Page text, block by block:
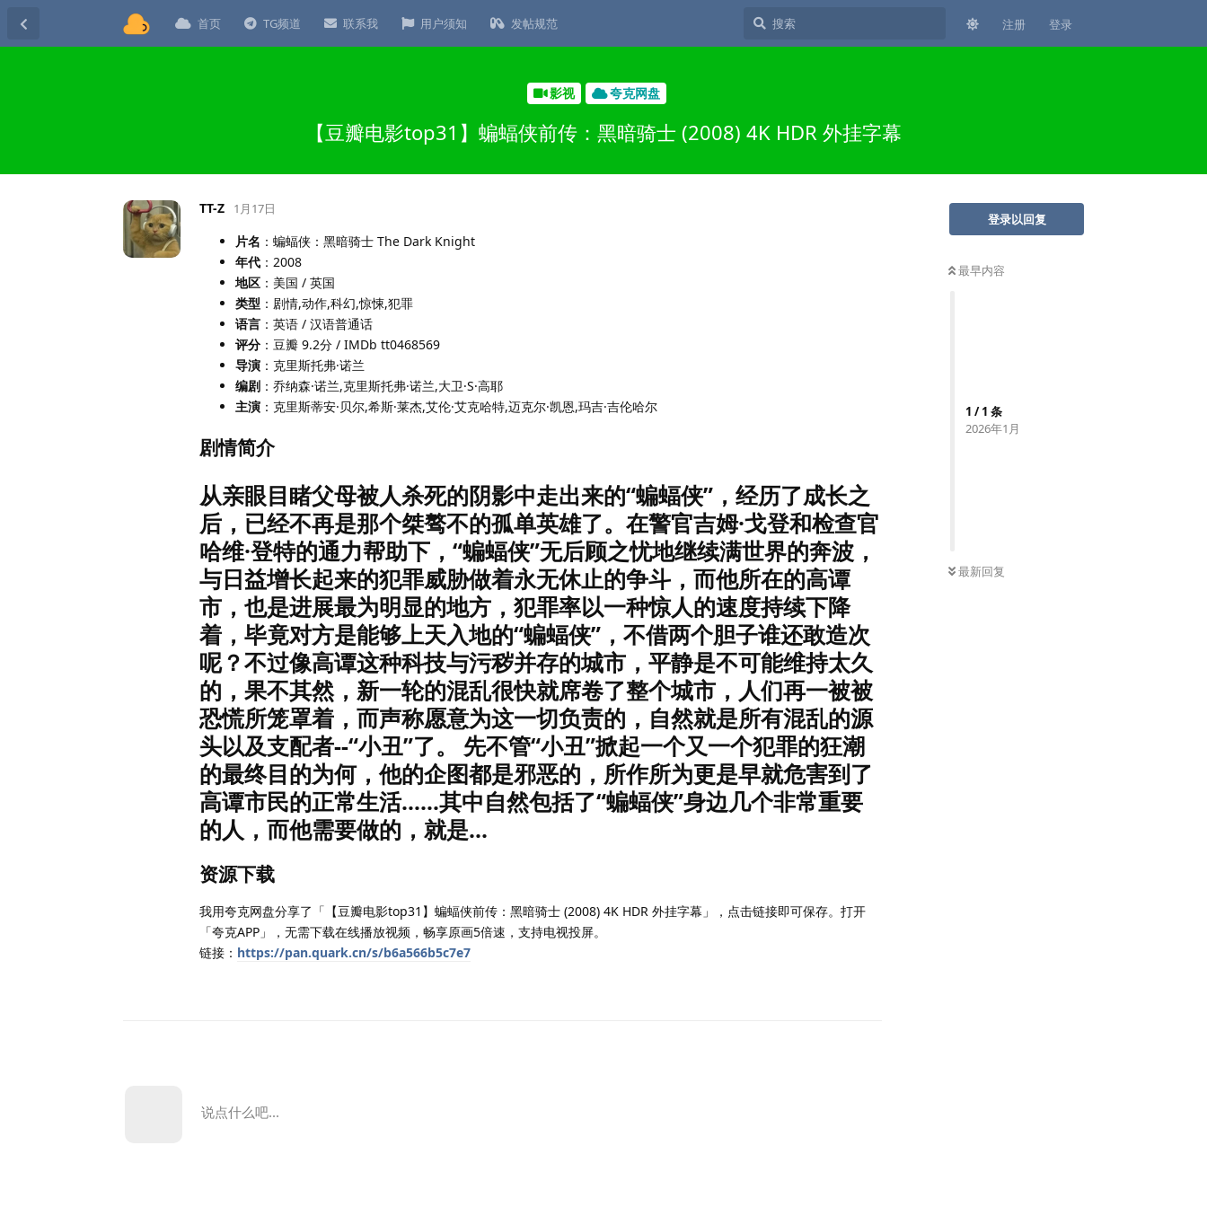
首页 TG频道 联系我 用户须知 发帖规范 注册 登录
影视 夸克网盘
【豆瓣电影top31】蝙蝠侠前传：黑暗骑士 (2008) 4K HDR 外挂字幕
登录以回复
最早内容
1 /1 条
2026年1月
最新回复
TT-Z 1月17日
片名 ：蝙蝠侠：黑暗骑士 The Dark Knight
年代 ：2008
地区 ：美国 / 英国
类型 ：剧情,动作,科幻,惊悚,犯罪
语言 ：英语 / 汉语普通话
评分 ：豆瓣 9.2分 / IMDb tt0468569
导演 ：克里斯托弗·诺兰
编剧 ：乔纳森·诺兰,克里斯托弗·诺兰,大卫·S·高耶
主演 ：克里斯蒂安·贝尔,希斯·莱杰,艾伦·艾克哈特,迈克尔·凯恩,玛吉·吉伦哈尔
剧情简介
从亲眼目睹父母被人杀死的阴影中走出来的“蝙蝠侠”，经历了成长之
后，已经不再是那个桀骜不的孤单英雄了。在警官吉姆·戈登和检查官
哈维·登特的通力帮助下，“蝙蝠侠”无后顾之忧地继续满世界的奔波，
与日益增长起来的犯罪威胁做着永无休止的争斗，而他所在的高谭
市，也是进展最为明显的地方，犯罪率以一种惊人的速度持续下降
着，毕竟对方是能够上天入地的“蝙蝠侠”，不借两个胆子谁还敢造次
呢？不过像高谭这种科技与污秽并存的城市，平静是不可能维持太久
的，果不其然，新一轮的混乱很快就席卷了整个城市，人们再一被被
恐慌所笼罩着，而声称愿意为这一切负责的，自然就是所有混乱的源
头以及支配者--“小丑”了。 先不管“小丑”掀起一个又一个犯罪的狂潮
的最终目的为何，他的企图都是邪恶的，所作所为更是早就危害到了
高谭市民的正常生活……其中自然包括了“蝙蝠侠”身边几个非常重要
的人，而他需要做的，就是...
资源下载
我用夸克网盘分享了「【豆瓣电影top31】蝙蝠侠前传：黑暗骑士 (2008) 4K HDR 外挂字幕」，点击链接即可保存。打开
「夸克APP」，无需下载在线播放视频，畅享原画5倍速，支持电视投屏。
链接： https://pan.quark.cn/s/b6a566b5c7e7
说点什么吧...